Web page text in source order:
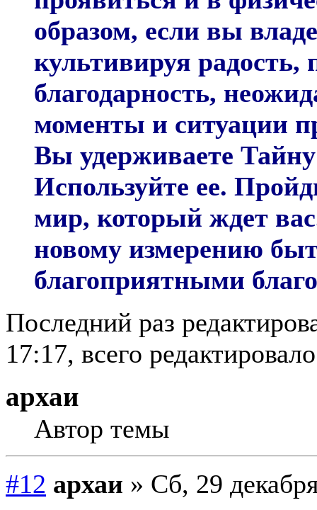
образом, если вы
культивируя радость,
благодарность,
моменты и ситуации
Вы удерживаете
Используйте ее.
мир, который ждет
новому измерению
благоприятными
Последний раз
17:17, всего
архаи
Автор темы
#12 архаи » Сб, 29